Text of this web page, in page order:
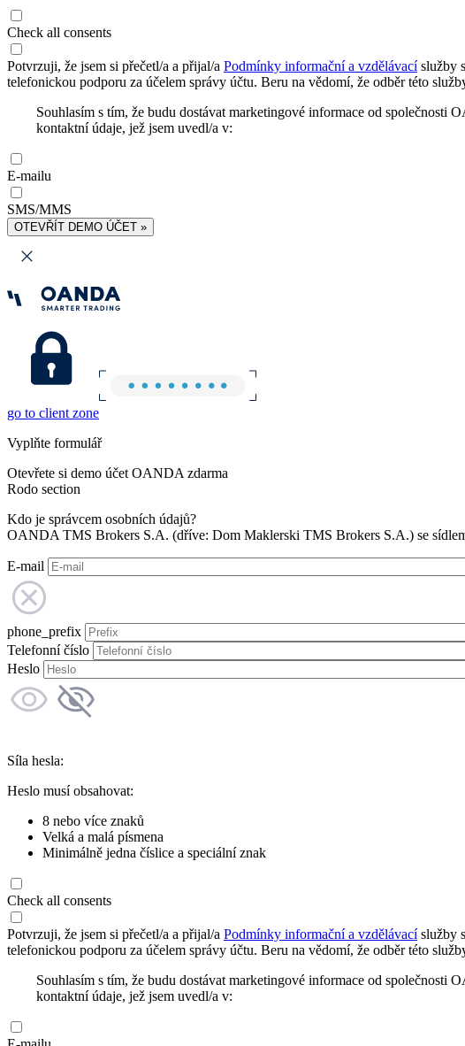
Check all consents
Potvrzuji, že jsem si přečetl/a a přijal/a Podmínky informační a vzdělávacíslužby
telefonickou podporu za účelem správy účtu. Beru na vědomí, že odběr této
Souhlasím s tím, že budu dostávat marketingové informace od
kontaktní údaje, jež jsem uvedl/a v:
E-mailu
SMS/MMS
OTEVŘÍT DEMO ÚČET »
go to client zone
Vyplňte formulář
Otevřete si demo účet OANDA zdarma
Rodo section
Kdo je správcem osobních údajů?
OANDA TMS Brokers S.A. (dříve: Dom Maklerski TMS Brokers S.A.) se
E-mail
phone_prefix
Telefonní číslo
Heslo
Síla hesla:
Heslo musí obsahovat:
8 nebo více znaků
Velká a malá písmena
Minimálně jedna číslice a speciální znak
Check all consents
Potvrzuji, že jsem si přečetl/a a přijal/a Podmínky informační a vzdělávacíslužby
telefonickou podporu za účelem správy účtu. Beru na vědomí, že odběr této
Souhlasím s tím, že budu dostávat marketingové informace od
kontaktní údaje, jež jsem uvedl/a v: